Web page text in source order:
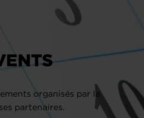
organisés par la
partenaires.